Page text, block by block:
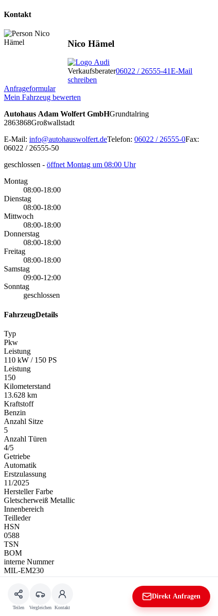
Kontakt
Nico Hämel
Verkaufsberater06022 / 26555-41E-Mail
schreiben
Anfrageformular
Mein Fahrzeug bewerten
Autohaus Adam Wolfert GmbHGrundtalring
2863868Großwallstadt
E-Mail: info@autohauswolfert.deTelefon: 06022 / 26555-0Fax:
06022 / 26555-50
geschlossen - öffnet Montag um 08:00 Uhr
Montag
08:00-18:00
Dienstag
08:00-18:00
Mittwoch
08:00-18:00
Donnerstag
08:00-18:00
Freitag
08:00-18:00
Samstag
09:00-12:00
Sonntag
geschlossen
FahrzeugDetails
Typ
Pkw
Leistung
110 kW / 150 PS
Leistung
150
Kilometerstand
13.628 km
Kraftstoff
Benzin
Anzahl Sitze
5
Anzahl Türen
4/5
Getriebe
Automatik
Erstzulassung
11/2025
Hersteller Farbe
Gletscherweiß Metallic
Innenbereich
Teilleder
HSN
0588
TSN
BOM
interne Nummer
MIL-EM230
Kaufen
Leasen
Finanzieren
Rechner
Teilen Vergleichen Kontakt
Direkt Anfragen